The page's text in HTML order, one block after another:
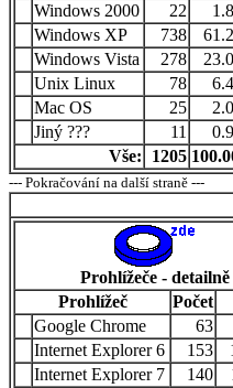
Windows 2000
22
Windows XP
738
Windows Vista
278
Unix Linux
78
Mac OS
25
Jiný ???
11
Vše:
1205
--- Pokračování na další straně ---
Prohlížeče - detailně
Prohlížeč
Počet
Google Chrome
63
Internet Explorer 6
153
Internet Explorer 7
140